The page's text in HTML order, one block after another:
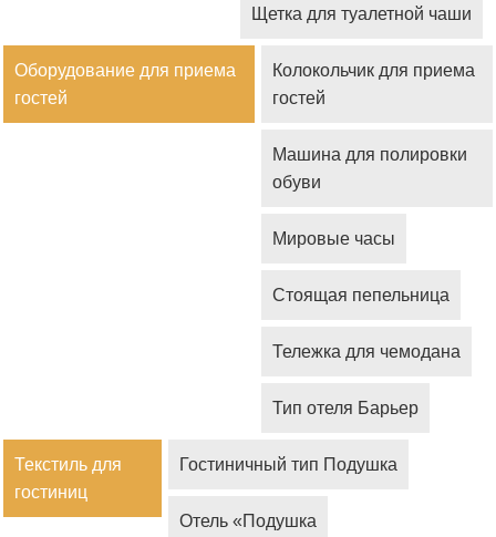
Щетка для туалетной чаши
Оборудование для приема
гостей
Колокольчик для приема
гостей
Машина для полировки
обуви
Мировые часы
Стоящая пепельница
Тележка для чемодана
Тип отеля Барьер
Текстиль для
гостиниц
Гостиничный тип Подушка
Отель «Подушка